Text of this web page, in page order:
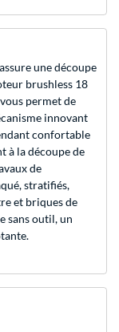
une découpe
brushless 18
permet de
innovant
confortable
à la découpe de
de
stratifiés,
et briques de
sans outil, un